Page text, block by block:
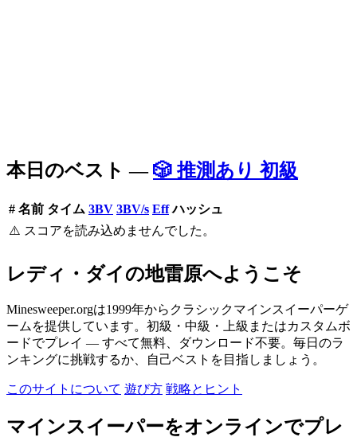
本日のベスト —🎲 推測あり 初級
# 名前 タイム 3BV 3BV/s Eff ハッシュ
⚠️ スコアを読み込めませんでした。
レディ・ダイの地雷原へようこそ
Minesweeper.orgは1999年からクラシックマインスイーパーゲ
ームを提供しています。初級・中級・上級またはカスタムボ
ードでプレイ — すべて無料、ダウンロード不要。毎日のラ
ンキングに挑戦するか、自己ベストを目指しましょう。
このサイトについて 遊び方 戦略とヒント
マインスイーパーをオンラインでプレ